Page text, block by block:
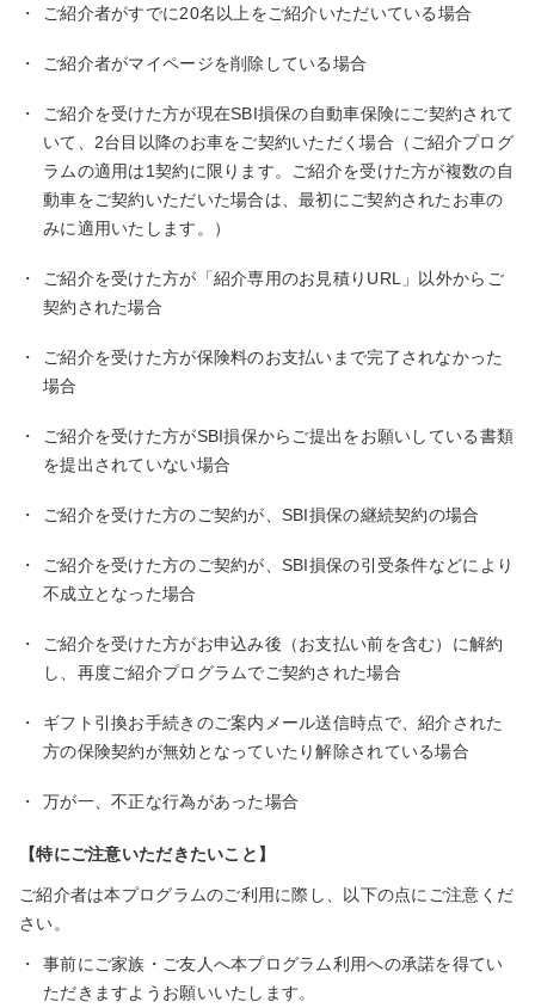
・ ご紹介者がすでに20名以上をご紹介いただいている場合
・ ご紹介者がマイページを削除している場合
・
ご紹介を受けた方が現在SBI損保の自動車保険にご契約されて
いて、2台目以降のお車をご契約いただく場合（ご紹介プログ
ラムの適用は1契約に限ります。ご紹介を受けた方が複数の自
動車をご契約いただいた場合は、最初にご契約されたお車の
みに適用いたします。）
・
ご紹介を受けた方が「紹介専用のお見積りURL」以外からご
契約された場合
・
ご紹介を受けた方が保険料のお支払いまで完了されなかった
場合
・
ご紹介を受けた方がSBI損保からご提出をお願いしている書類
を提出されていない場合
・ ご紹介を受けた方のご契約が、SBI損保の継続契約の場合
・
ご紹介を受けた方のご契約が、SBI損保の引受条件などにより
不成立となった場合
・
ご紹介を受けた方がお申込み後（お支払い前を含む）に解約
し、再度ご紹介プログラムでご契約された場合
・
ギフト引換お手続きのご案内メール送信時点で、紹介された
方の保険契約が無効となっていたり解除されている場合
・ 万が一、不正な行為があった場合
【特にご注意いただきたいこと】
ご紹介者は本プログラムのご利用に際し、以下の点にご注意くだ
さい。
・
事前にご家族・ご友人へ本プログラム利用への承諾を得てい
ただきますようお願いいたします。